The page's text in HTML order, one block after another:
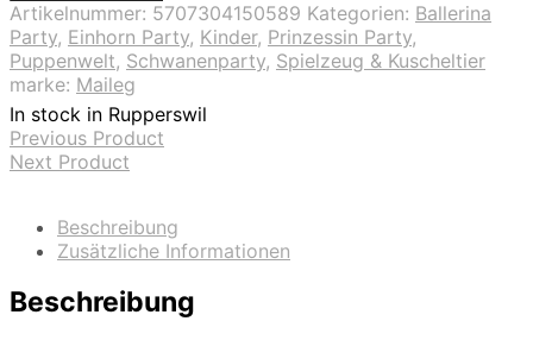
Artikelnummer: 5707304150589 Kategorien: Ballerina
Party, Einhorn Party, Kinder, Prinzessin Party,
Puppenwelt, Schwanenparty, Spielzeug & Kuscheltier
marke: Maileg
In stock in Rupperswil
Previous Product
Next Product
Beschreibung
Zusätzliche Informationen
Beschreibung